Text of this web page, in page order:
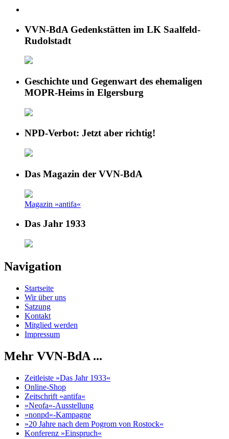
VVN-BdA Gedenkstätten im LK Saalfeld-
Rudolstadt
Geschichte und Gegenwart des ehemaligen
MOPR-Heims in Elgersburg
NPD-Verbot: Jetzt aber richtig!
Das Magazin der VVN-BdA
Magazin »antifa«
Das Jahr 1933
Navigation
Startseite
Wir über uns
Satzung
Kontakt
Mitglied werden
Impressum
Mehr VVN-BdA ...
Zeitleiste »Das Jahr 1933«
Online-Shop
Zeitschrift »antifa«
»Neofa«-Ausstellung
»nonpd«-Kampagne
»20 Jahre nach dem Pogrom von Rostock«
Konferenz »Einspruch«